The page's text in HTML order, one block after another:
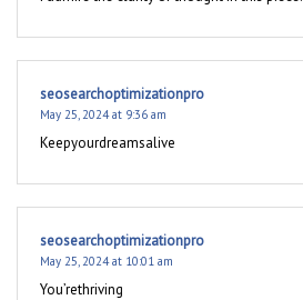
seosearchoptimizationpro
May 25, 2024 at 9:36 am
Keepyourdreamsalive
seosearchoptimizationpro
May 25, 2024 at 10:01 am
You’rethriving